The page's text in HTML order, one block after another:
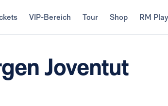
VIP-Bereich Tour Shop RM Play
Joventut